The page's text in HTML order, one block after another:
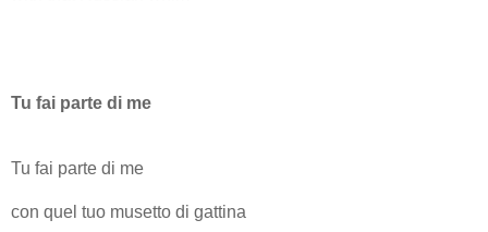
Tu fai parte di me
Tu fai parte di me
con quel tuo musetto di gattina